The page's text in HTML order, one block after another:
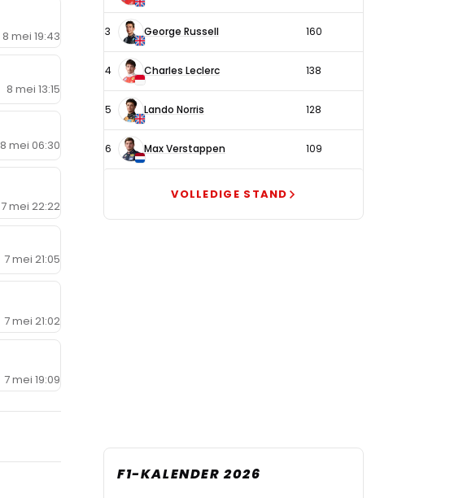
8 mei 19:43
8 mei 13:15
8 mei 06:30
7 mei 22:22
7 mei 21:05
7 mei 21:02
7 mei 19:09
3 George Russell 160
4 Charles Leclerc 138
5 Lando Norris 128
6 Max Verstappen 109
VOLLEDIGE STAND
F1-KALENDER 2026